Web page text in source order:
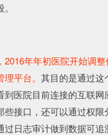
2016年年初医院开始调
平台。 其目的是通过这
到医院目前连接的互联
些接口，还可以通过权
过日志审计做到数据可追